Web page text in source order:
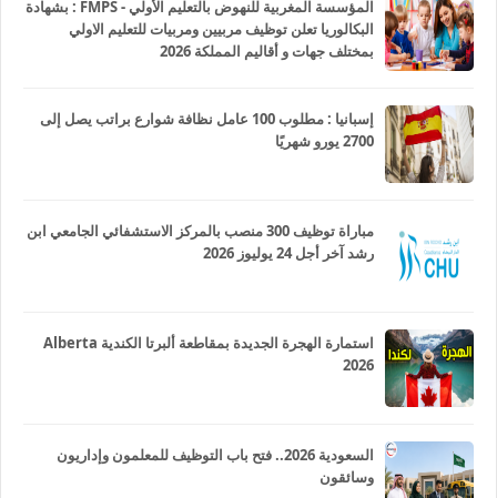
المؤسسة المغربية للنهوض بالتعليم الأولي - FMPS : بشهادة
البكالوريا تعلن توظيف مربيين ومربيات للتعليم الاولي
بمختلف جهات و أقاليم المملكة 2026
إسبانيا : مطلوب 100 عامل نظافة شوارع براتب يصل إلى
2700 يورو شهريًا
مباراة توظيف 300 منصب بالمركز الاستشفائي الجامعي ابن
رشد آخر أجل 24 يوليوز 2026
استمارة الهجرة الجديدة بمقاطعة ألبرتا الكندية Alberta
2026
السعودية 2026.. فتح باب التوظيف للمعلمون وإداريون
وسائقون